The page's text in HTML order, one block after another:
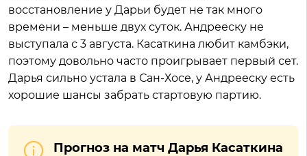
восстановление у Дарьи будет не так много
времени – меньше двух суток. Андрееску не
выступала с 3 августа. Касаткина любит камбэки,
поэтому довольно часто проигрывает первый сет.
Дарья сильно устала в Сан-Хосе, у Андрееску есть
хорошие шансы забрать стартовую партию.
Прогноз на матч Дарья Касаткина